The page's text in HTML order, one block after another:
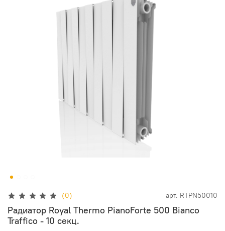
(0) арт. RTPN50010
Радиатор Royal Thermo PianoForte 500 Bianco
Traffico - 10 секц.